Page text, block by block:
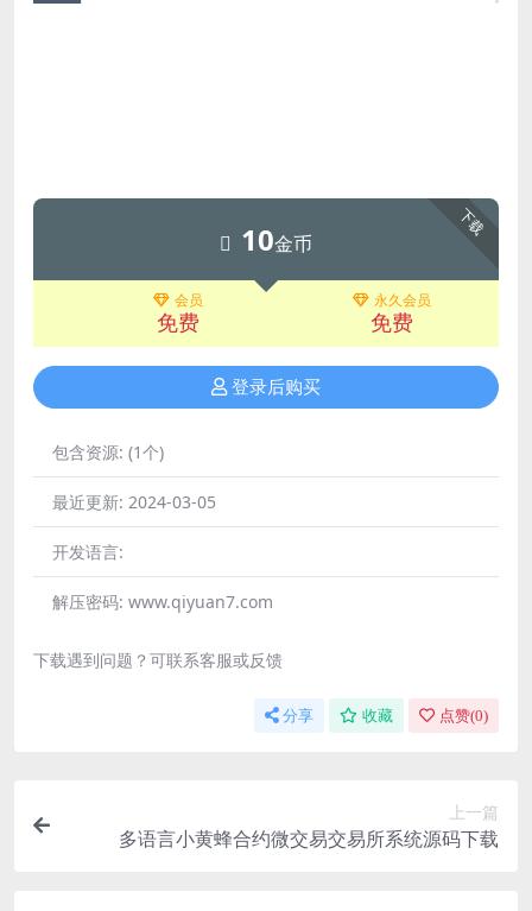
下载
10金币
会员
免费
永久会员
免费
登录后购买
包含资源: (1个)
最近更新: 2024-03-05
开发语言:
解压密码: www.qiyuan7.com
下载遇到问题？可联系客服或反馈
分享 收藏 点赞(0)
上一篇
多语言小黄蜂合约微交易交易所系统源码下载